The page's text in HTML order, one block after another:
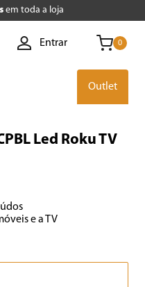
em toda a loja
Entrar 0
Outlet
Led Roku TV
e a TV